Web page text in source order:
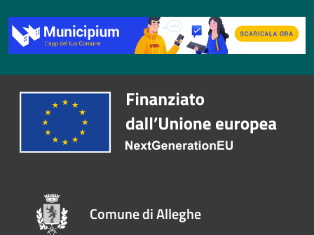
Comune di Alleghe